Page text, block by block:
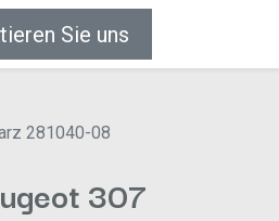
Sie uns
281040-08
307